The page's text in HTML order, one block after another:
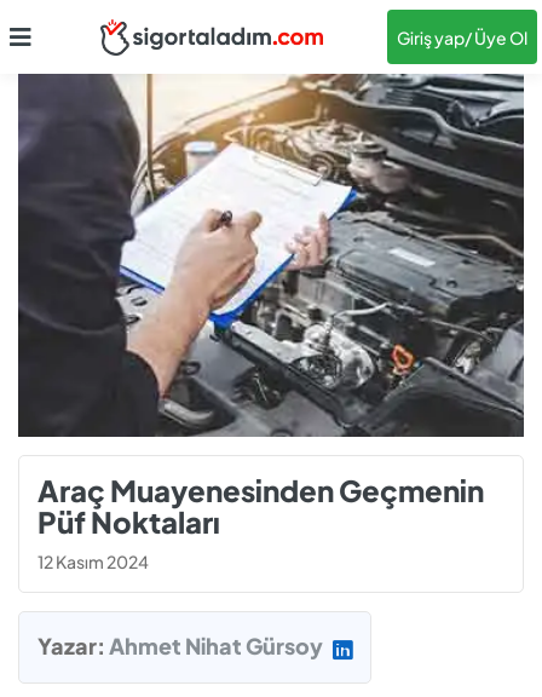
Giriş yap/ Üye Ol
Araç Muayenesinden Geçmenin
Püf Noktaları
12 Kasım 2024
Yazar: Ahmet Nihat Gürsoy